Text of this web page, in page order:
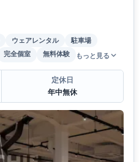
ウェアレンタル
駐車場
完全個室 無料体験 もっと見る
定休日
年中無休